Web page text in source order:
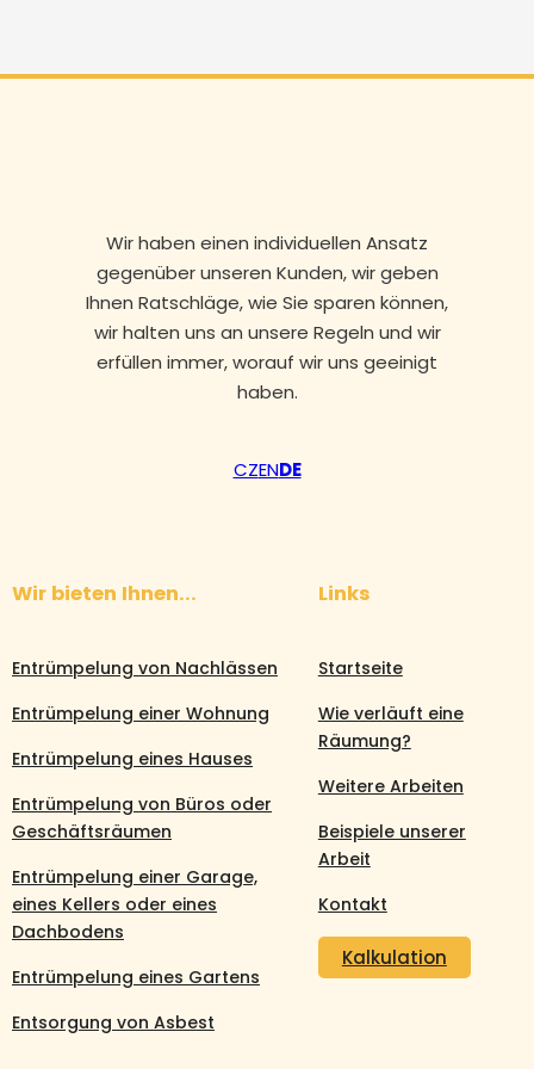
Wir haben einen individuellen Ansatz
gegenüber unseren Kunden, wir geben
Ihnen Ratschläge, wie Sie sparen können,
wir halten uns an unsere Regeln und wir
erfüllen immer, worauf wir uns geeinigt
haben.
CZENDE
Wir bieten Ihnen...
Entrümpelung von Nachlässen
Entrümpelung einer Wohnung
Entrümpelung eines Hauses
Entrümpelung von Büros oder
Geschäftsräumen
Entrümpelung einer Garage,
eines Kellers oder eines
Dachbodens
Entrümpelung eines Gartens
Entsorgung von Asbest
Links
Startseite
Wie verläuft eine
Räumung?
Weitere Arbeiten
Beispiele unserer
Arbeit
Kontakt
Kalkulation